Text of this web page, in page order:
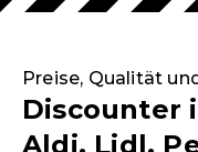
Preise, Qualität
Discounter
Aldi, Lidl,